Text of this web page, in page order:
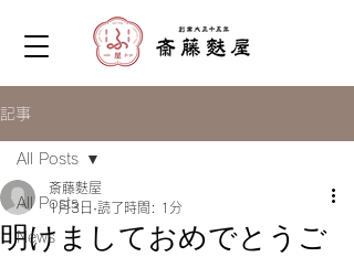
記事
All Posts
News
All Posts
明けましておめでとうご
斎藤麩屋
1月3日 読了時間: 1分